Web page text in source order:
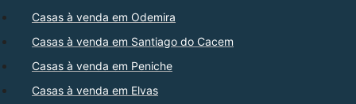
Casas à venda em Odemira
Casas à venda em Santiago do Cacem
Casas à venda em Peniche
Casas à venda em Elvas